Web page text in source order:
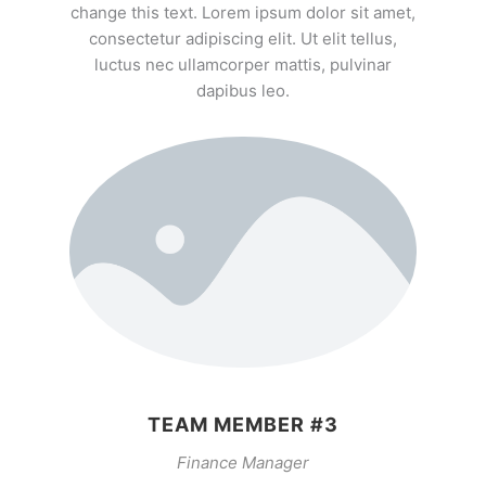
change this text. Lorem ipsum dolor sit amet,
consectetur adipiscing elit. Ut elit tellus,
luctus nec ullamcorper mattis, pulvinar
dapibus leo.
TEAM MEMBER #3
Finance Manager